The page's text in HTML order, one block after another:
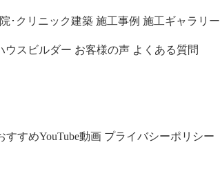
･クリニック建築 施工事例 施工ギャラリー
ウスビルダー お客様の声 よくある質問
すすめYouTube動画 プライバシーポリシー